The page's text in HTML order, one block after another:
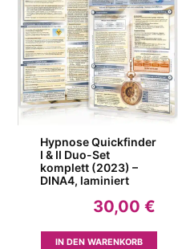
Hypnose Quickfinder
I & II Duo-Set
komplett (2023) –
DINA4, laminiert
30,00 €
IN DEN WARENKORB